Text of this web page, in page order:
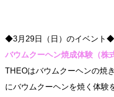
◆3月29日（日）のイベント◆
バウムクーヘン焼成体験（株
THEOはバウムクーヘンの焼
にバウムクーヘンを焼く体験